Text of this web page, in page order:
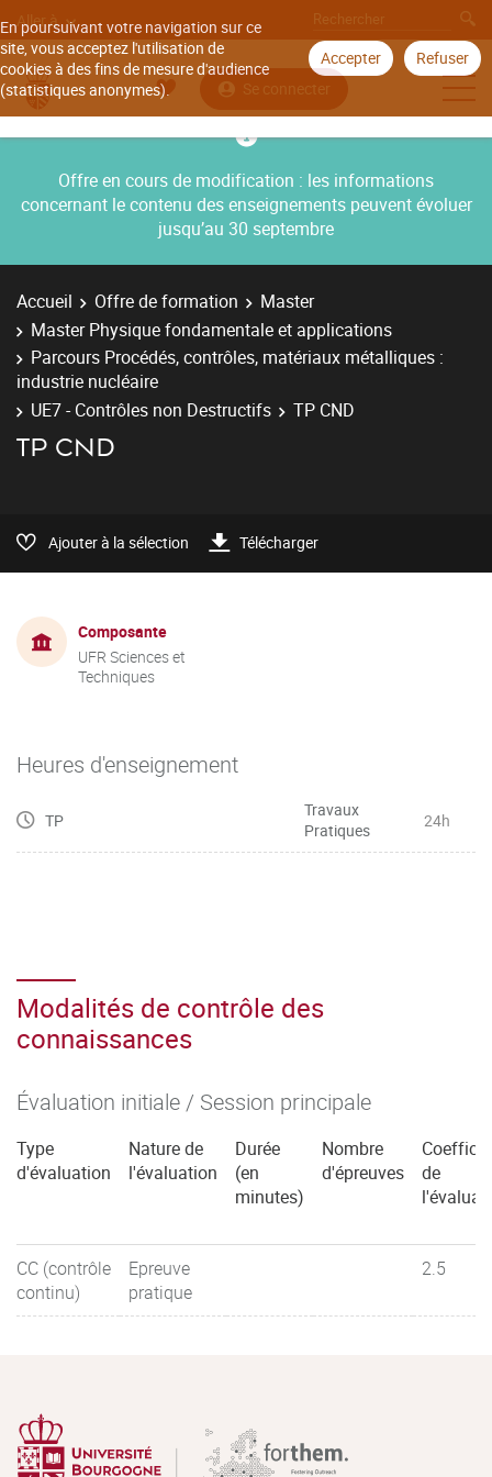
En poursuivant votre navigation sur ce
site, vous acceptez l'utilisation de
cookies à des fins de mesure d'audience
(statistiques anonymes).
Accepter Refuser
Aller à
Se connecter
Offre en cours de modification : les informations
concernant le contenu des enseignements peuvent évoluer
jusqu’au 30 septembre
Accueil Offre de formation
Master
Master Physique fondamentale et applications
Parcours Procédés, contrôles, matériaux métalliques :
industrie nucléaire
UE7 - Contrôles non Destructifs
TP CND
TP CND
Ajouter à la sélection Télécharger
Composante
UFR Sciences et
Techniques
Heures d'enseignement
TP
Travaux
Pratiques
24h
Modalités de contrôle des
connaissances
Évaluation initiale / Session principale
Type
d'évaluation
Nature de
l'évaluation
Durée
(en
minutes)
Nombre
d'épreuves
de
CC (contrôle
continu)
Epreuve
pratique
2.5